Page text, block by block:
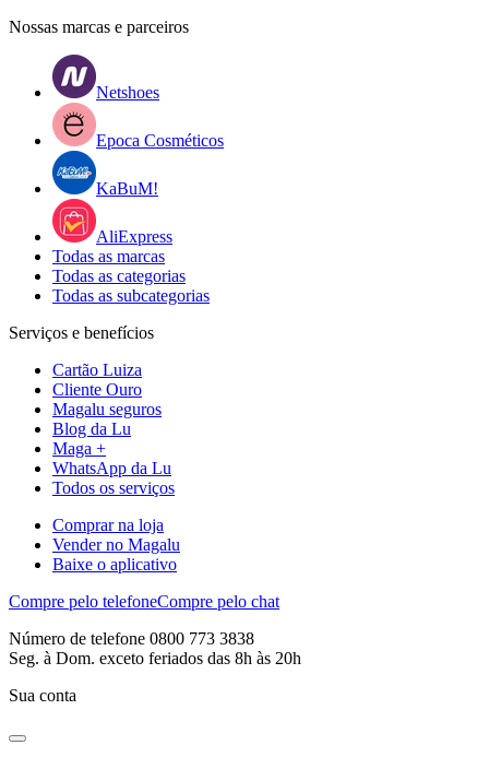
Nossas marcas e parceiros
Netshoes
Epoca Cosméticos
KaBuM!
AliExpress
Todas as marcas
Todas as categorias
Todas as subcategorias
Serviços e benefícios
Cartão Luiza
Cliente Ouro
Magalu seguros
Blog da Lu
Maga +
WhatsApp da Lu
Todos os serviços
Comprar na loja
Vender no Magalu
Baixe o aplicativo
Compre pelo telefoneCompre pelo chat
Número de telefone 0800 773 3838
Seg. à Dom. exceto feriados das 8h às 20h
Sua conta